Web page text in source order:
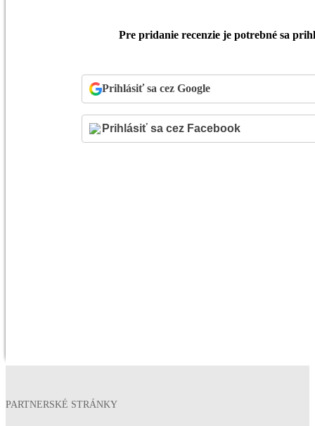
Pre pridanie recenzie je potrebné sa
Prihlásiť sa cez Google
PARTNERSKÉ STRÁNKY